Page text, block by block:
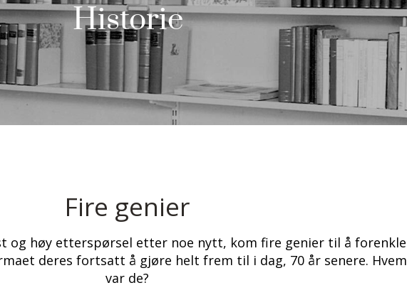
Historie
Fire genier
og høy etterspørsel etter noe nytt, kom fire genier til å forenkle
deres fortsatt å gjøre helt frem til i dag, 70 år senere. Hvem
var de?